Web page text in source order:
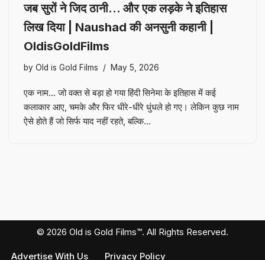
जब सुरों ने जिद ठानी… और एक लड़के ने इतिहास
लिख दिया | Naushad की अनसुनी कहानी |
OldisGoldFilms
by Old is Gold Films May 5, 2026
एक नाम… जो वक्त से बड़ा हो गया हिंदी सिनेमा के इतिहास में कई
कलाकार आए, चमके और फिर धीरे-धीरे धुंधले हो गए। लेकिन कुछ नाम
ऐसे होते हैं जो सिर्फ याद नहीं रहते, बल्कि…
© 2026 Old is Gold Films™. All Rights Reserved.
Advertise With Us Privacy Policy